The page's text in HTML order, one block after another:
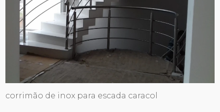
corrimão de inox para escada caracol